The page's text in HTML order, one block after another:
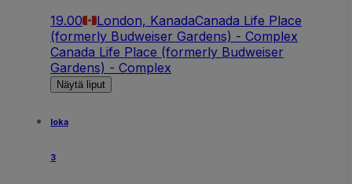
19.00 London, KanadaCanada Life Place
(formerly Budweiser Gardens) - Complex
Canada Life Place (formerly Budweiser
Gardens) - Complex
Näytä liput
loka
3